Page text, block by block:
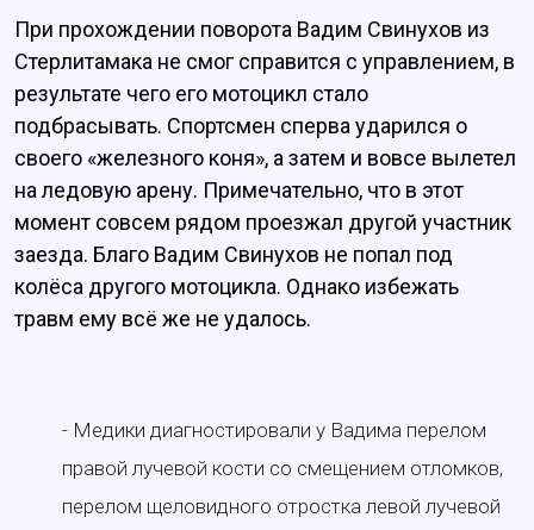
При прохождении поворота Вадим Свинухов из
Стерлитамака не смог справится с управлением, в
результате чего его мотоцикл стало
подбрасывать. Спортсмен сперва ударился о
своего «железного коня», а затем и вовсе вылетел
на ледовую арену. Примечательно, что в этот
момент совсем рядом проезжал другой участник
заезда. Благо Вадим Свинухов не попал под
колёса другого мотоцикла. Однако избежать
травм ему всё же не удалось.
- Медики диагностировали у Вадима перелом
правой лучевой кости со смещением отломков,
перелом щеловидного отростка левой лучевой